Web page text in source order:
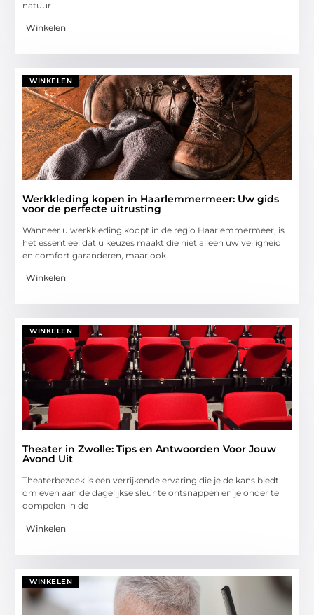
natuur
Winkelen
WINKELEN
Werkkleding kopen in Haarlemmermeer: Uw gids
voor de perfecte uitrusting
Wanneer u werkkleding koopt in de regio Haarlemmermeer, is
het essentieel dat u keuzes maakt die niet alleen uw veiligheid
en comfort garanderen, maar ook
Winkelen
WINKELEN
Theater in Zwolle: Tips en Antwoorden Voor Jouw
Avond Uit
Theaterbezoek is een verrijkende ervaring die je de kans biedt
om even aan de dagelijkse sleur te ontsnappen en je onder te
dompelen in de
Winkelen
WINKELEN